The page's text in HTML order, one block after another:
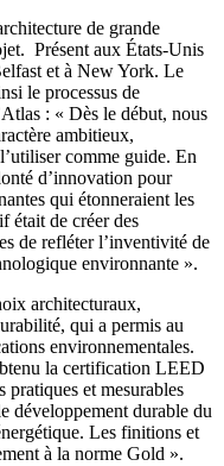
de grande
Présent aux États-Unis
et à New York. Le
le processus de
: « Dès le début, nous
ambitieux,
comme guide. En
d’innovation pour
qui étonneraient les
était de créer des
de refléter l’inventivité de
environnante ».
architecturaux,
qui a permis au
environnementales.
la certification LEED
et mesurables
développement durable du
Les finitions et
à la norme Gold ».